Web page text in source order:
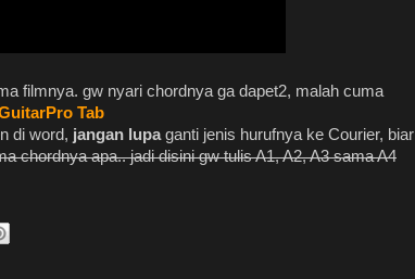
filmnya. gw nyari chordnya ga dapet2, malah cuma
Tab
di word, jangan lupaganti jenis hurufnya ke Courier, biar
chordnya apa.. jadi disini gw tulis A1, A2, A3 sama A4